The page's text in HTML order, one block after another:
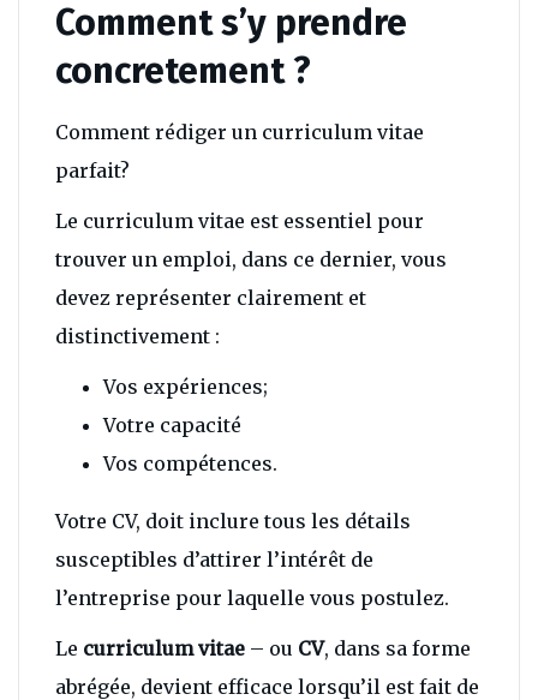
Comment s’y prendre
concretement ?
Comment rédiger un curriculum vitae
parfait?
Le curriculum vitae est essentiel pour
trouver un emploi, dans ce dernier, vous
devez représenter clairement et
distinctivement :
Vos expériences;
Votre capacité
Vos compétences.
Votre CV, doit inclure tous les détails
susceptibles d’attirer l’intérêt de
l’entreprise pour laquelle vous postulez.
Le curriculum vitae – ou CV, dans sa forme
abrégée, devient efficace lorsqu’il est fait de